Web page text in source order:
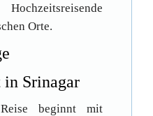
Orte.
Srinagar
beginnt mit